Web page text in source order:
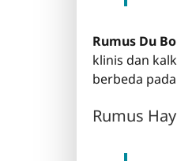
Rumus Du
klinis dan
berbeda
Rumus